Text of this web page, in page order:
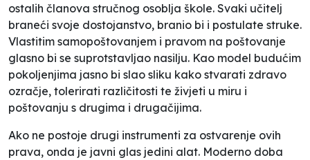
ostalih članova stručnog osoblja škole. Svaki učitelj
braneći svoje dostojanstvo, branio bi i postulate struke.
Vlastitim samopoštovanjem i pravom na poštovanje
glasno bi se suprotstavljao nasilju. Kao model budućim
pokoljenjima jasno bi slao sliku kako stvarati zdravo
ozračje, tolerirati različitosti te živjeti u miru i
poštovanju s drugima i drugačijima.
Ako ne postoje drugi instrumenti za ostvarenje ovih
prava, onda je javni glas jedini alat. Moderno doba